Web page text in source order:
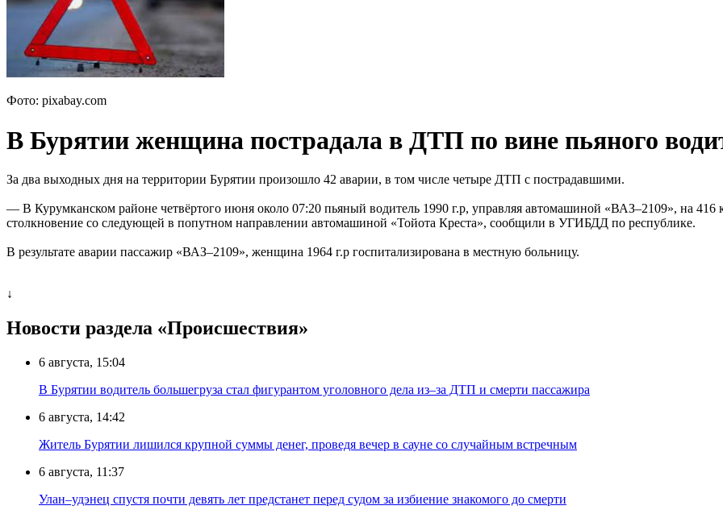
Фото: pixabay.com
В Бурятии женщина пострадала в ДТП по вине пьяного
За два выходных дня на территории Бурятии произошло 42 аварии, в том числе четыре ДТП с пострадавшими.
— В Курумканском районе четвёртого июня около 07:20 пьяный водитель 1990 г.р, управляя автомашиной «ВАЗ–2109», на
столкновение со следующей в попутном направлении автомашиной «Тойота Креста», сообщили в УГИБДД по республике.
В результате аварии пассажир «ВАЗ–2109», женщина 1964 г.р госпитализирована в местную больницу.
↓
Новости раздела «Происшествия»
6 августа, 15:04
В Бурятии водитель большегруза стал фигурантом уголовного дела из–за ДТП и смерти пассажира
6 августа, 14:42
Житель Бурятии лишился крупной суммы денег, проведя вечер в сауне со случайным встречным
6 августа, 11:37
Улан–удэнец спустя почти девять лет предстанет перед судом за избиение знакомого до смерти